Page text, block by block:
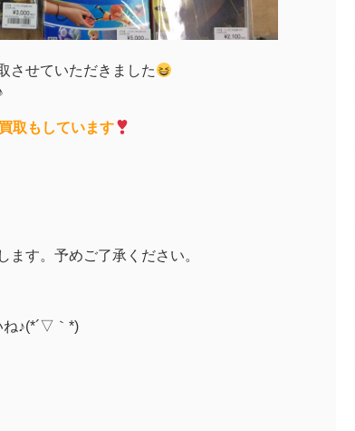
させていただきました
取もしています
す。予めご了承ください。
ね♪(*´▽｀*)